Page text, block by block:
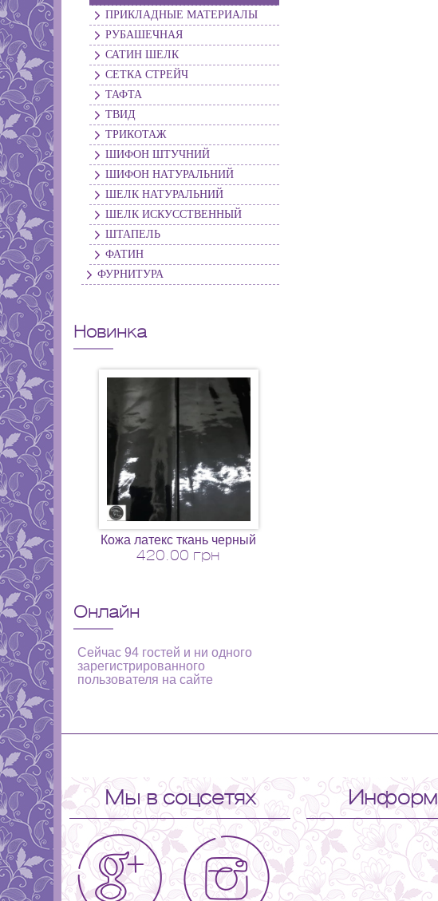
ПРИКЛАДНЫЕ МАТЕРИАЛЫ
РУБАШЕЧНАЯ
САТИН ШЕЛК
СЕТКА СТРЕЙЧ
ТАФТА
ТВИД
ТРИКОТАЖ
ШИФОН ШТУЧНИЙ
ШИФОН НАТУРАЛЬНИЙ
ШЕЛК НАТУРАЛЬНИЙ
ШЕЛК ИСКУССТВЕННЫЙ
ШТАПЕЛЬ
ФАТИН
ФУРНИТУРА
Новинка
Кожа латекс ткань черный
420.00 грн
Онлайн
Сейчас 94 гостей и ни одного
зарегистрированного
пользователя на сайте
Мы в соцсетях